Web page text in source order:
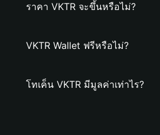
ราคา VKTR จะขึ้นหรือไม่?
VKTR Wallet ฟรีหรือไม่?
โทเค็น VKTR มีมูลค่าเท่าไร?